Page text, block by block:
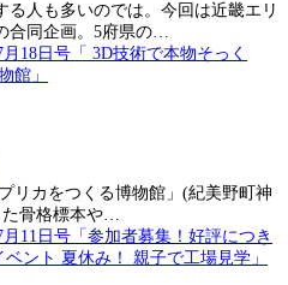
る人も多いのでは。今回は近畿エリ
合同企画。5府県の…
リカをつくる博物館」(紀美野町神
た骨格標本や…